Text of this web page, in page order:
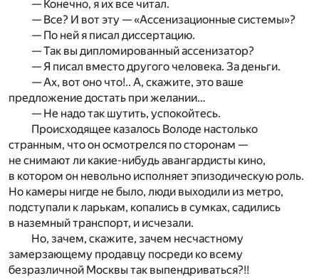
— Конечно, я их все читал.
— Все? И вот эту — «Ассенизационные системы»?
— По ней я писал диссертацию.
— Так вы дипломированный ассенизатор?
— Я писал вместо другого человека. За деньги.
— Ах, вот оно что!.. А, скажите, это ваше
предложение достать при желании…
— Не надо так шутить, успокойтесь.
Происходящее казалось Володе настолько
странным, что он осмотрелся по сторонам —
не снимают ли какие-нибудь авангардисты кино,
в котором он невольно исполняет эпизодическую роль.
Но камеры нигде не было, люди выходили из метро,
подступали к ларькам, копались в сумках, садились
в наземный транспорт, и исчезали.
Но, зачем, скажите, зачем несчастному
замерзающему продавцу посреди ко всему
безразличной Москвы так выпендриваться?!!